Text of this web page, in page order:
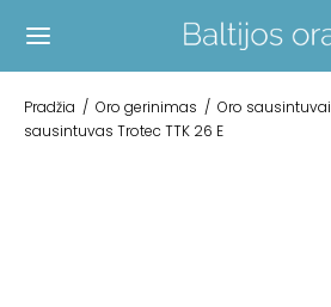
Pradžia / Oro gerinimas / Oro sausintuvai
sausintuvas Trotec TTK 26 E